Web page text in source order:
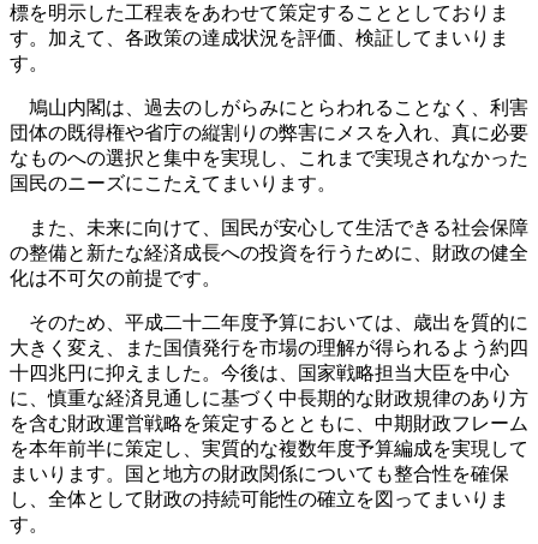
標を明示した工程表をあわせて策定することとしておりま
す。加えて、各政策の達成状況を評価、検証してまいりま
す。
鳩山内閣は、過去のしがらみにとらわれることなく、利害
団体の既得権や省庁の縦割りの弊害にメスを入れ、真に必要
なものへの選択と集中を実現し、これまで実現されなかった
国民のニーズにこたえてまいります。
また、未来に向けて、国民が安心して生活できる社会保障
の整備と新たな経済成長への投資を行うために、財政の健全
化は不可欠の前提です。
そのため、平成二十二年度予算においては、歳出を質的に
大きく変え、また国債発行を市場の理解が得られるよう約四
十四兆円に抑えました。今後は、国家戦略担当大臣を中心
に、慎重な経済見通しに基づく中長期的な財政規律のあり方
を含む財政運営戦略を策定するとともに、中期財政フレーム
を本年前半に策定し、実質的な複数年度予算編成を実現して
まいります。国と地方の財政関係についても整合性を確保
し、全体として財政の持続可能性の確立を図ってまいりま
す。